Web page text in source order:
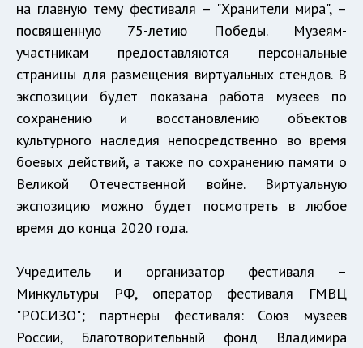
на главную тему фестиваля – "Хранители мира", –
посвященную 75-летию Победы. Музеям-
участникам предоставляются персональные
страницы для размещения виртуальных стендов. В
экспозиции будет показана работа музеев по
сохранению и восстановлению объектов
культурного наследия непосредственно во время
боевых действий, а также по сохранению памяти о
Великой Отечественной войне. Виртуальную
экспозицию можно будет посмотреть в любое
время до конца 2020 года.
Учредитель и организатор фестиваля –
Минкультуры РФ, оператор фестиваля ГМВЦ
"РОСИЗО"; партнеры фестиваля: Союз музеев
России, Благотворительный фонд Владимира